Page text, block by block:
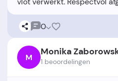
0
M Monika
1 beoordelingen